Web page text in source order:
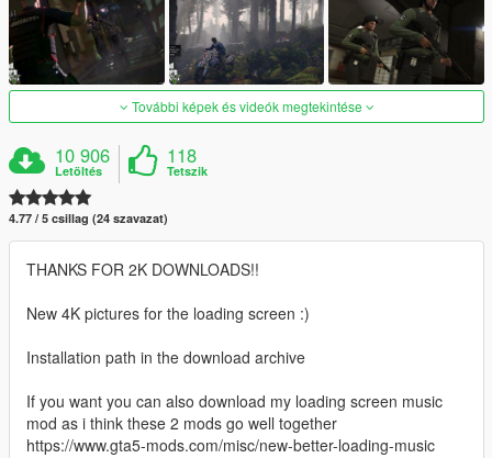
További képek és videók megtekintése
10 906
Letöltés
118
Tetszik
4.77 / 5 csillag (24 szavazat)
THANKS FOR 2K DOWNLOADS!!
New 4K pictures for the loading screen :)
Installation path in the download archive
If you want you can also download my loading screen music
mod as i think these 2 mods go well together
https://www.gta5-mods.com/misc/new-better-loading-music